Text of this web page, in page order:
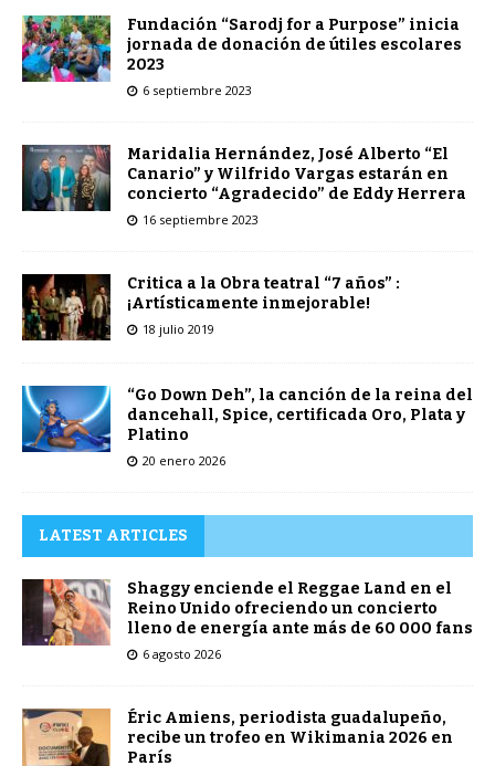
Fundación “Sarodj for a Purpose” inicia
jornada de donación de útiles escolares
2023
6 septiembre 2023
Maridalia Hernández, José Alberto “El
Canario” y Wilfrido Vargas estarán en
concierto “Agradecido” de Eddy Herrera
16 septiembre 2023
Critica a la Obra teatral “7 años” :
¡Artísticamente inmejorable!
18 julio 2019
“Go Down Deh”, la canción de la reina del
dancehall, Spice, certificada Oro, Plata y
Platino
20 enero 2026
LATEST ARTICLES
Shaggy enciende el Reggae Land en el
Reino Unido ofreciendo un concierto
lleno de energía ante más de 60 000 fans
6 agosto 2026
Éric Amiens, periodista guadalupeño,
recibe un trofeo en Wikimania 2026 en
París